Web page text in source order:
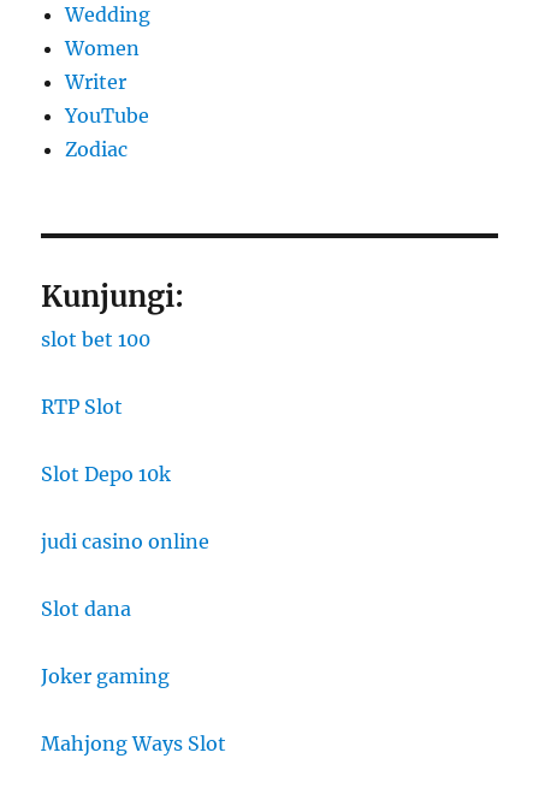
Wedding
Women
Writer
YouTube
Zodiac
Kunjungi:
slot bet 100
RTP Slot
Slot Depo 10k
judi casino online
Slot dana
Joker gaming
Mahjong Ways Slot